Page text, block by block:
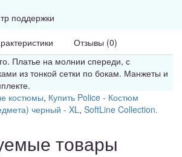
поддержки
Отзывы (0)
Платье на молнии спереди, с
из тонкой сетки по бокам. Манжеты и
костюмы, Купить Police - Костюм
черный - XL, SoftLine Collection.
товары